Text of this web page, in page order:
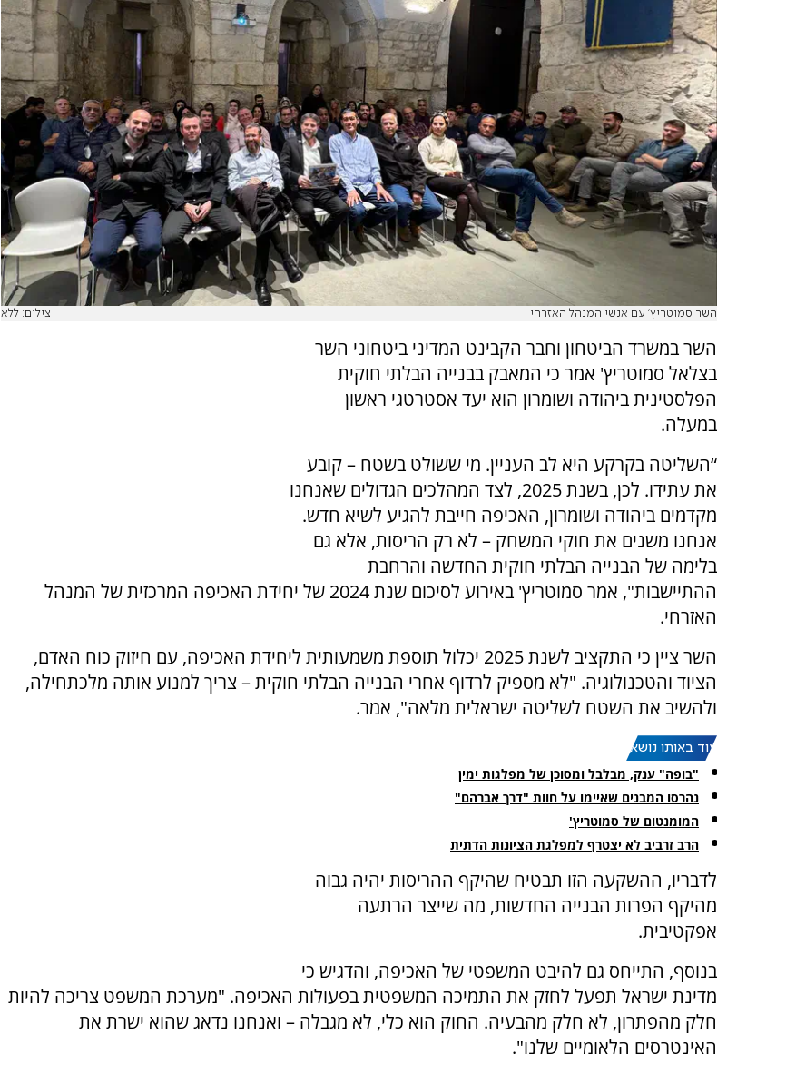
השר סמוטריץ' עם אנשי המנהל האזרחי צילום: ללא
השר במשרד הביטחון וחבר הקבינט המדיני ביטחוני השר
בצלאל סמוטריץ' אמר כי המאבק בבנייה הבלתי חוקית
הפלסטינית ביהודה ושומרון הוא יעד אסטרטגי ראשון
במעלה.
“השליטה בקרקע היא לב העניין. מי ששולט בשטח – קובע
את עתידו. לכן, בשנת 2025, לצד המהלכים הגדולים שאנחנו
מקדמים ביהודה ושומרון, האכיפה חייבת להגיע לשיא חדש.
אנחנו משנים את חוקי המשחק – לא רק הריסות, אלא גם
בלימה של הבנייה הבלתי חוקית החדשה והרחבת
ההתיישבות", אמר סמוטריץ' באירוע לסיכום שנת 2024 של יחידת האכיפה המרכזית של המנהל
האזרחי.
השר ציין כי התקציב לשנת 2025 יכלול תוספת משמעותית ליחידת האכיפה, עם חיזוק כוח האדם,
הציוד והטכנולוגיה. "לא מספיק לרדוף אחרי הבנייה הבלתי חוקית – צריך למנוע אותה מלכתחילה,
ולהשיב את השטח לשליטה ישראלית מלאה", אמר.
עוד באותו נושא:
"בופה" ענק, מבלבל ומסוכן של מפלגות ימין
נהרסו המבנים שאיימו על חוות "דרך אברהם"
המומנטום של סמוטריץ'
הרב זרביב לא יצטרף למפלגת הציונות הדתית
לדבריו, ההשקעה הזו תבטיח שהיקף ההריסות יהיה גבוה
מהיקף הפרות הבנייה החדשות, מה שייצר הרתעה
אפקטיבית.
בנוסף, התייחס גם להיבט המשפטי של האכיפה, והדגיש כי
מדינת ישראל תפעל לחזק את התמיכה המשפטית בפעולות האכיפה. "מערכת המשפט צריכה להיות
חלק מהפתרון, לא חלק מהבעיה. החוק הוא כלי, לא מגבלה – ואנחנו נדאג שהוא ישרת את
האינטרסים הלאומיים שלנו".